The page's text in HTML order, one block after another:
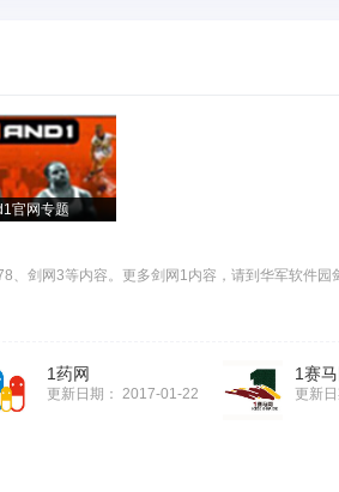
官网专题
、剑网3等内容。更多剑网1内容，请到华军软件园
1药网
更新日期： 2017-01-22
1赛
更新日